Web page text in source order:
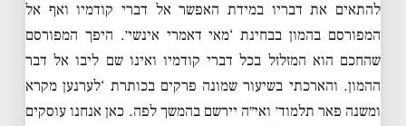
להתאים את דבריו במידת האפשר אל דברי קודמיו ואף אל
המפורסם בהמון בבחינת ‘מאי דאמרי אינשי׳. היפך המפורסם
שהחכם הוא המזלזל בכל דברי קודמיו ואינו שם ליבו אל דבר
ההמון. והארכתי בשיעור שמונה פרקים בכותרת ‘לערנען מקרא
ומשנה פאר תלמוד׳ ואי״ה יירשם בהמשך לפה. כאן אנחנו עוסקים